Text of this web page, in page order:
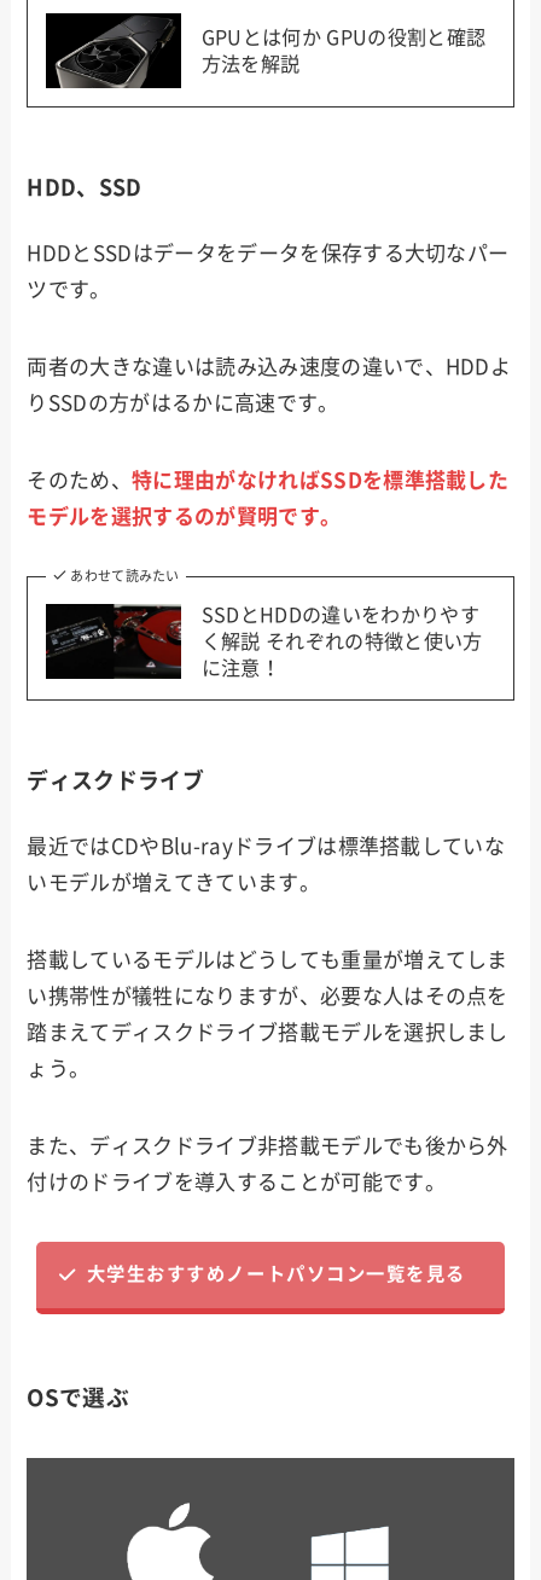
GPUとは何か GPUの役割と確認
方法を解説
HDD、SSD
HDDとSSDはデータをデータを保存する大切なパー
ツです。
両者の大きな違いは読み込み速度の違いで、HDDよ
りSSDの方がはるかに高速です。
そのため、特に理由がなければSSDを標準搭載した
モデルを選択するのが賢明です。
あわせて読みたい
SSDとHDDの違いをわかりやす
く解説 それぞれの特徴と使い方
に注意！
ディスクドライブ
最近ではCDやBlu-rayドライブは標準搭載していな
いモデルが増えてきています。
搭載しているモデルはどうしても重量が増えてしま
い携帯性が犠牲になりますが、必要な人はその点を
踏まえてディスクドライブ搭載モデルを選択しまし
ょう。
また、ディスクドライブ非搭載モデルでも後から外
付けのドライブを導入することが可能です。
大学生おすすめノートパソコン一覧を見る
OSで選ぶ